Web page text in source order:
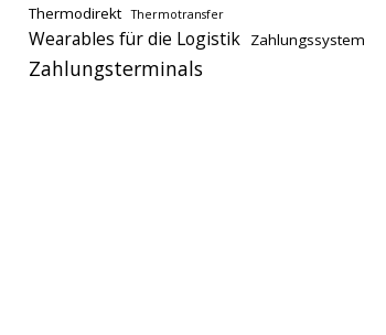
Thermodirekt Thermotransfer
Wearables für die Logistik Zahlungssystem
Zahlungsterminals